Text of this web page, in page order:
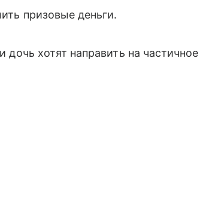
призовые деньги.
хотят направить на частичное